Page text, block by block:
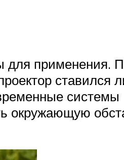
применения.
ставился
системы
окружающую